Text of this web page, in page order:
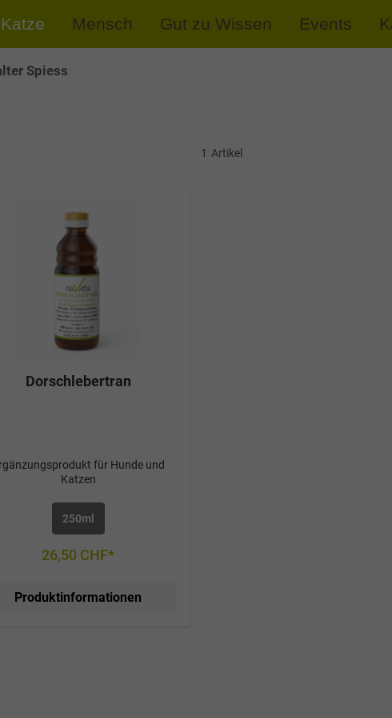
Katze Mensch Gut zu Wissen Events
Spiess
1 Artikel
Dorschlebertran
für Hunde und
Katzen
250ml
26,50 CHF*
Produktinformationen